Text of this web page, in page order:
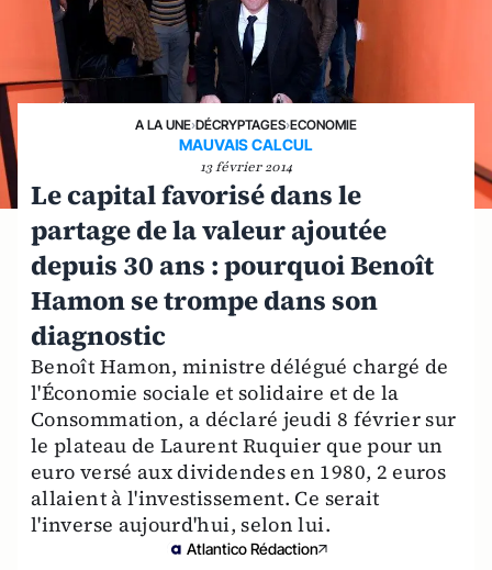
A LA UNE›DÉCRYPTAGES›ECONOMIE
MAUVAIS CALCUL
13 février 2014
Le capital favorisé dans le
partage de la valeur ajoutée
depuis 30 ans : pourquoi Benoît
Hamon se trompe dans son
diagnostic
Benoît Hamon, ministre délégué chargé de
l'Économie sociale et solidaire et de la
Consommation, a déclaré jeudi 8 février sur
le plateau de Laurent Ruquier que pour un
euro versé aux dividendes en 1980, 2 euros
allaient à l'investissement. Ce serait
l'inverse aujourd'hui, selon lui.
Atlantico Rédaction